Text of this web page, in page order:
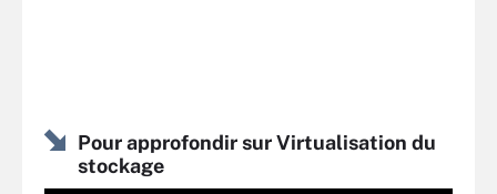
Pour approfondir sur Virtualisation du
stockage